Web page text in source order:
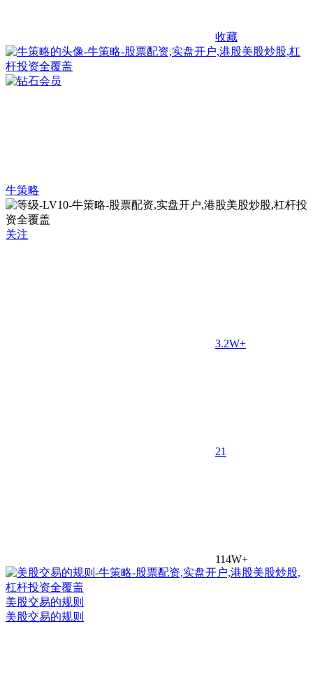
收藏
牛策略
关注
3.2W+
21
114W+
美股交易的规则
美股交易的规则